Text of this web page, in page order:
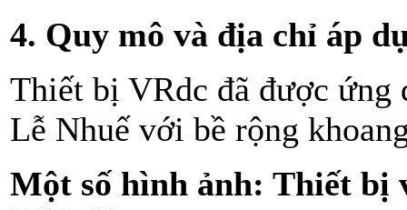
4. Quy mô và địa chỉ áp
Thiết bị VRdc đã được ứng
Lễ Nhuế với bề rộng
Một số hình ảnh: Thiết bị